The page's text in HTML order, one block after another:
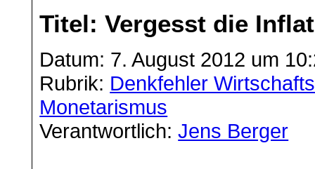
Titel: Vergesst die
Datum: 7. August 2012 um
Rubrik: Denkfehler
Monetarismus
Verantwortlich:Jens Berger